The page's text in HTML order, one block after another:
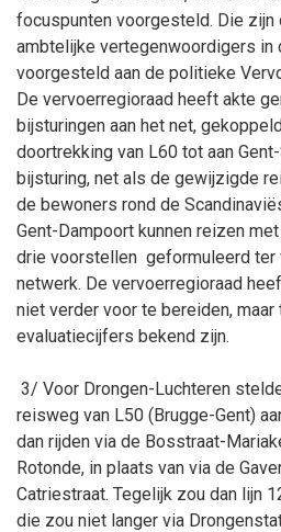
focuspunten voorgesteld. Die
ambtelijke vertegenwoordigers in
voorgesteld aan de politieke
De vervoerregioraad heeft akte
bijsturingen aan het net,
doortrekking van L60 tot aan
bijsturing, net als de gewijzigde
de bewoners rond de
Gent-Dampoort kunnen reizen
drie voorstellen geformuleerd ter
netwerk. De vervoerregioraad
niet verder voor te bereiden,
evaluatiecijfers bekend zijn.
3/ Voor Drongen-Luchteren
reisweg van L50 (Brugge-Gent)
dan rijden via de Bosstraat-
Rotonde, in plaats van via de
Catriestraat. Tegelijk zou dan lijn
die zou niet langer via